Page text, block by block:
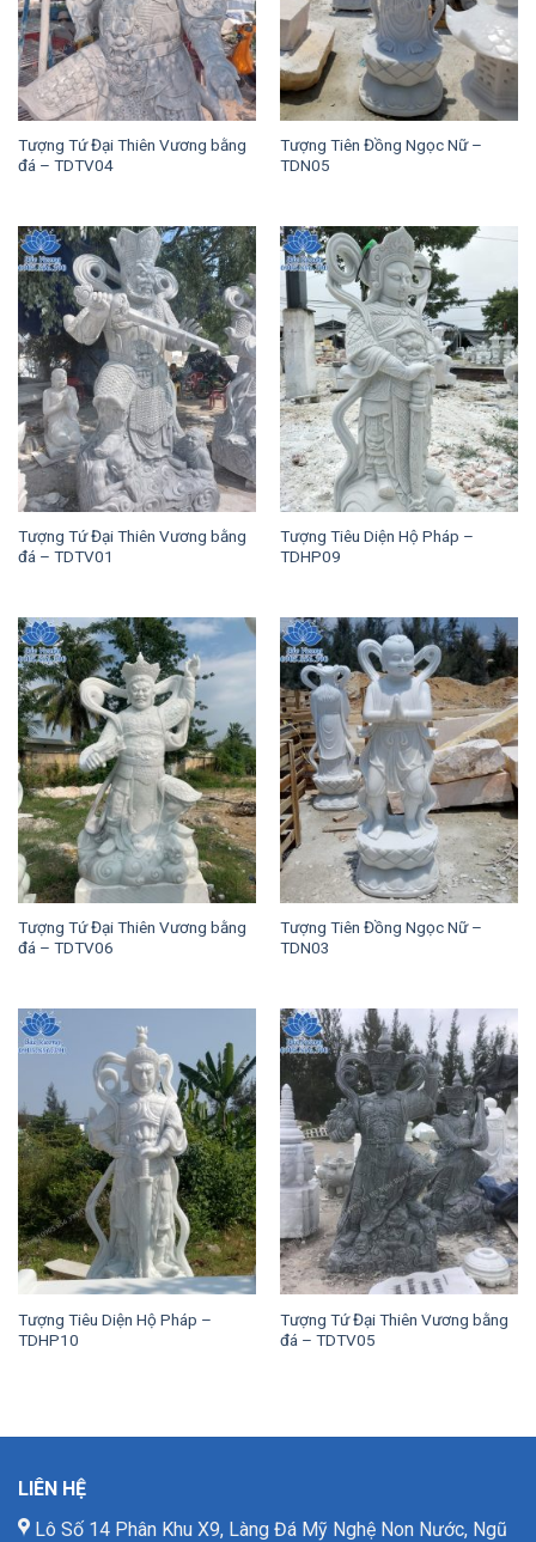
Tượng Tứ Đại Thiên Vương bằng
đá – TDTV04
Tượng Tiên Đồng Ngọc Nữ –
TDN05
Tượng Tứ Đại Thiên Vương bằng
đá – TDTV01
Tượng Tiêu Diện Hộ Pháp –
TDHP09
Tượng Tứ Đại Thiên Vương bằng
đá – TDTV06
Tượng Tiên Đồng Ngọc Nữ –
TDN03
Tượng Tiêu Diện Hộ Pháp –
TDHP10
Tượng Tứ Đại Thiên Vương bằng
đá – TDTV05
LIÊN HỆ
Lô Số 14 Phân Khu X9, Làng Đá Mỹ Nghệ Non Nước, Ngũ